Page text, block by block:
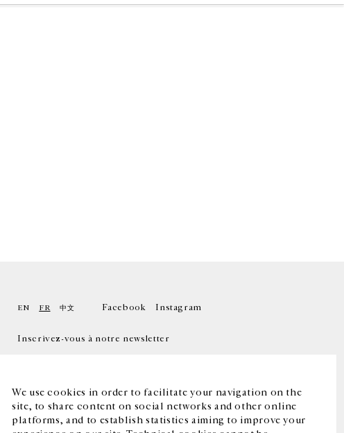
We use cookies in order to facilitate your navigation on the
site, to share content on social networks and other online
platforms, and to establish statistics aiming to improve your
EN FR 中文 Facebook Instagram
Inscrivez-vous à notre newsletter